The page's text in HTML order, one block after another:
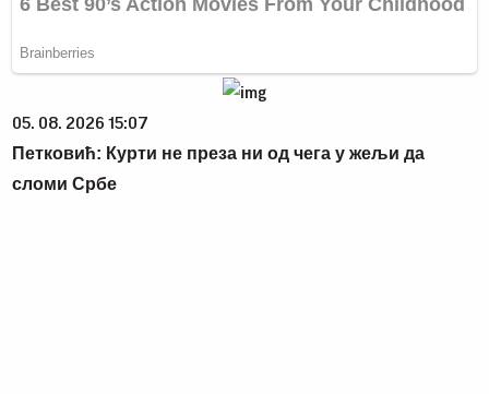
05. 08. 2026 15:07
Петковић: Курти не преза ни од чега у жељи да
сломи Србе